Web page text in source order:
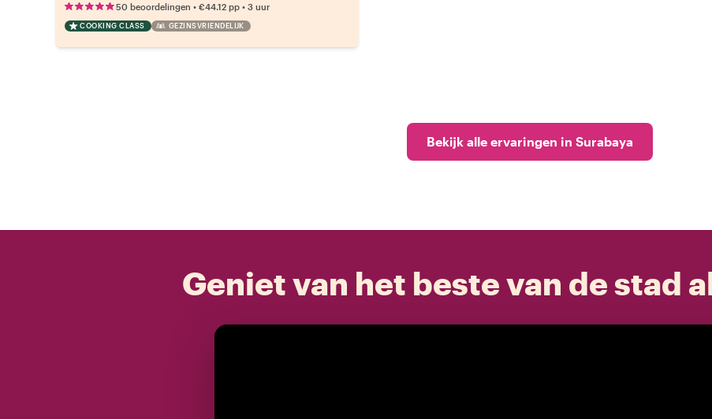
50 beoordelingen • €44.12 pp • 3 uur
COOKING CLASS GEZINSVRIENDELIJK
Bekijk alle ervaringen in Surabaya
Geniet van het beste van de stad